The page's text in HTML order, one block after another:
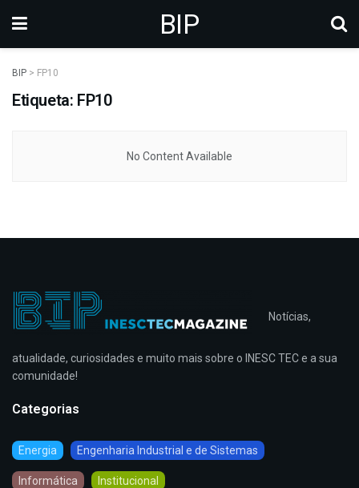
BIP
BIP > FP10
Etiqueta: FP10
No Content Available
Notícias,
atualidade, curiosidades e muito mais sobre o INESC TEC e a sua
comunidade!
Categorias
Energia Engenharia Industrial e de Sistemas
Informática Institucional